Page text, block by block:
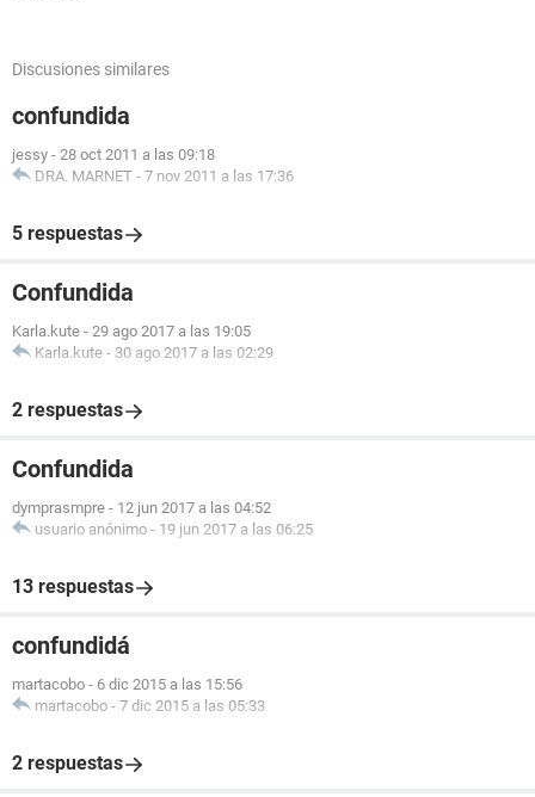
Discusiones similares
confundida
jessy - 28 oct 2011 a las 09:18
DRA. MARNET - 7 nov 2011 a las 17:36
5 respuestas
Confundida
Karla.kute - 29 ago 2017 a las 19:05
Karla.kute - 30 ago 2017 a las 02:29
2 respuestas
Confundida
dymprasmpre - 12 jun 2017 a las 04:52
usuario anónimo - 19 jun 2017 a las 06:25
13 respuestas
confundidá
martacobo - 6 dic 2015 a las 15:56
martacobo - 7 dic 2015 a las 05:33
2 respuestas